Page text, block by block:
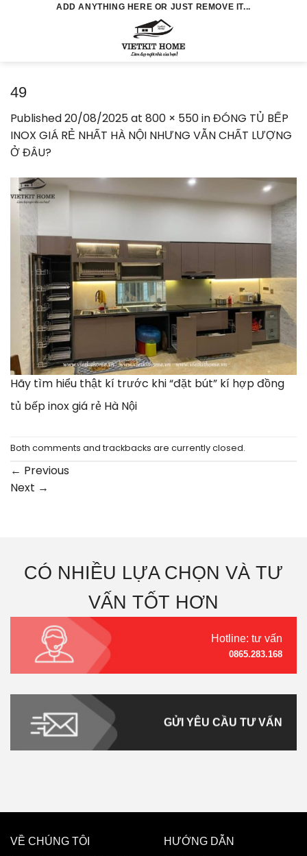
ADD ANYTHING HERE OR JUST REMOVE IT...
49
Published20/08/2025at 800 × 550inĐÓNG TỦ BẾP
INOX GIÁ RẺ NHẤT HÀ NỘI NHƯNG VẪN CHẤT LƯỢNG
Ở ĐÂU?
Hãy tìm hiểu thật kí trước khi “đặt bút” kí hợp đồng
tủ bếp inox giá rẻ Hà Nội
Both comments and trackbacks are currently closed.
← Previous
Next →
CÓ NHIỀU LỰA CHỌN VÀ TƯ
VẤN TỐT HƠN
Hotline: tư vấn
0865.283.168
GỬI YÊU CẦU TƯ VẤN
VỀ CHÚNG TÔI
HƯỚNG DẪN